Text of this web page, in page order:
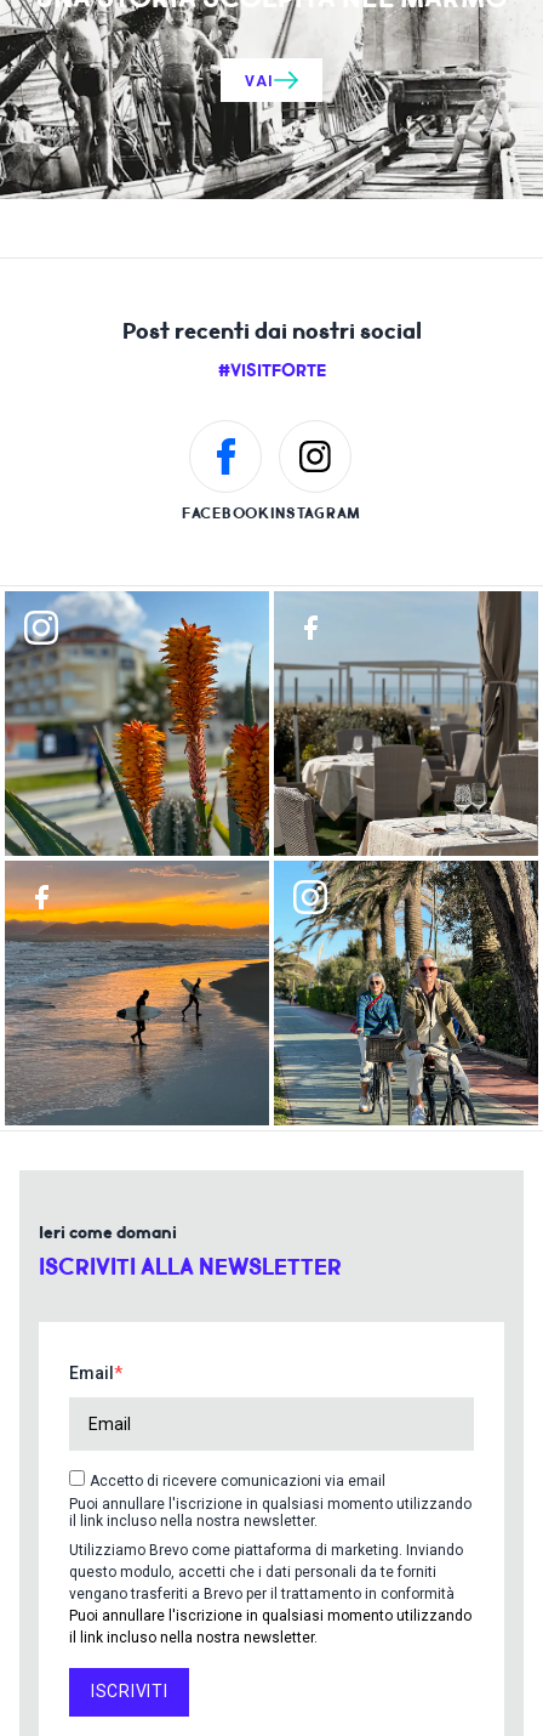
VAI
Post recenti dai nostri social
#VISITFORTE
FACEBOOKINSTAGRAM
Ieri come domani
ISCRIVITI ALLA NEWSLETTER
Email
Accetto di ricevere comunicazioni via email
Puoi annullare l'iscrizione in qualsiasi momento utilizzando
il link incluso nella nostra newsletter.
Utilizziamo Brevo come piattaforma di marketing. Inviando
questo modulo, accetti che i dati personali da te forniti
vengano trasferiti a Brevo per il trattamento in conformità
Puoi annullare l'iscrizione in qualsiasi momento utilizzando
il link incluso nella nostra newsletter.
ISCRIVITI